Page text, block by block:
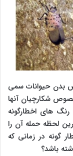
بدن حیوانات سمی
شکارچیان آنها
های اخطارگونه
لحظه حمله آن را
گونه در زمانی که
باشد؟